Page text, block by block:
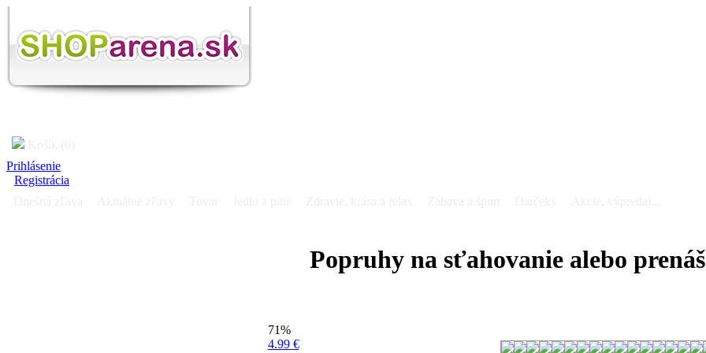
Prihlásenie
Registrácia
Popruhy na sťahovanie alebo
71%
4.99 €